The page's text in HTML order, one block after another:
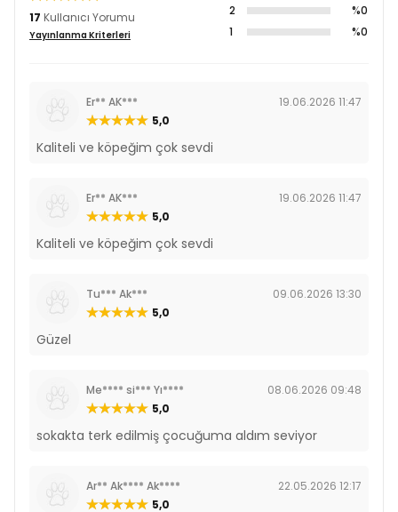
17 Kullanıcı Yorumu
Yayınlanma Kriterleri
2
%0
1
%0
Er** AK***
19.06.2026 11:47
5,0
Kaliteli ve köpeğim çok sevdi
Er** AK***
19.06.2026 11:47
5,0
Kaliteli ve köpeğim çok sevdi
Tu*** Ak***
09.06.2026 13:30
5,0
Güzel
Me**** si*** Yı****
08.06.2026 09:48
5,0
sokakta terk edilmiş çocuğuma aldım seviyor
Ar** Ak**** Ak****
22.05.2026 12:17
5,0